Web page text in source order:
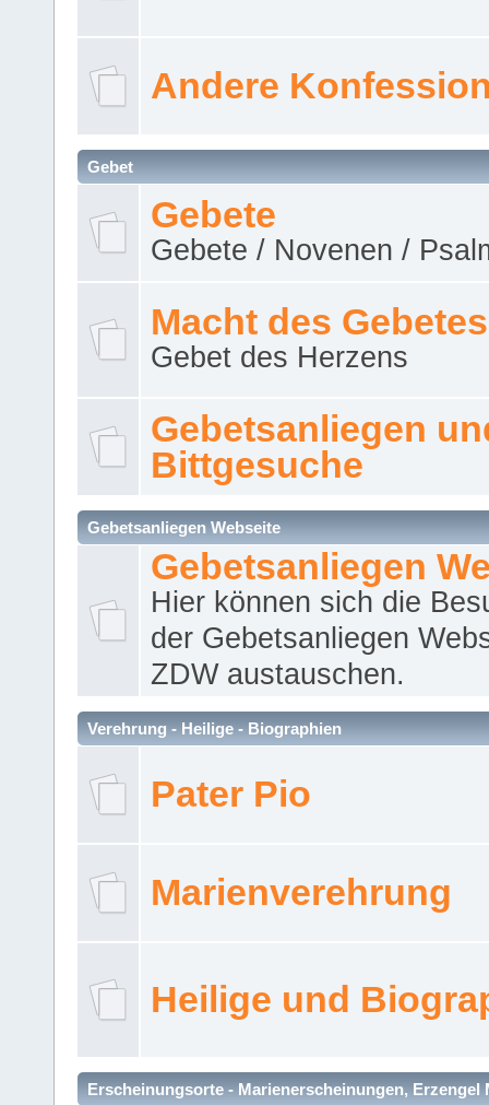
Andere
Gebet
Gebete
Gebete / Novenen /
Macht des Gebetes
Gebet des Herzens
Gebetsanliegen
Bittgesuche
Gebetsanliegen Webseite
Gebetsanliegen
Hier können sich die
der Gebetsanliegen
ZDW austauschen.
Verehrung - Heilige - Biographien
Pater Pio
Marienverehrung
Heilige und
Erscheinungsorte - Marienerscheinungen, Erzengel